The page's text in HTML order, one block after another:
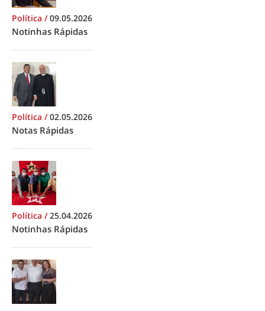
Política /09.05.2026
Notinhas Rápidas
Política /02.05.2026
Notas Rápidas
Política /25.04.2026
Notinhas Rápidas